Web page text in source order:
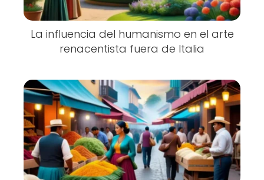
La influencia del humanismo en el arte
renacentista fuera de Italia